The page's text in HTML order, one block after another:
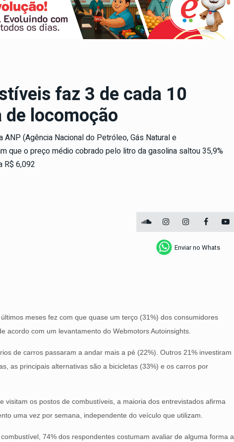
faz 3 de cada 10
locomoção
(Agência Nacional do Petróleo, Gás Natural e
que o preço médio cobrado pelo litro da gasolina saltou 35,9%
R$ 6,092
Enviar no Whats
meses fez com que quase um terço (31%) dos consumidores
acordo com um levantamento do Webmotors Autoinsights.
de carros passaram a andar mais a pé (22%). Outros 21% investiram
as principais alternativas são a bicicletas (33%) e os carros por
visitam os postos de combustíveis, a maioria dos entrevistados afirma
uma vez por semana, independente do veículo que utilizam.
74% dos respondentes costumam avaliar de alguma forma a